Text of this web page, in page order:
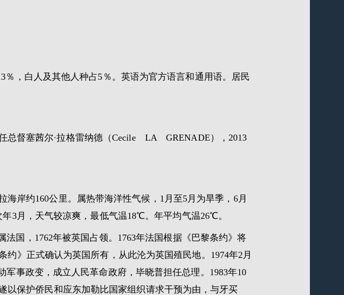
，白人及其他人种占5％。英语为官方语言和通用语。居民
总督塞茜尔·拉格雷纳德（Cecile LA GRENADE），2013
岸约160公里。属热带海洋性气候，1月至5月为旱季，6月
3月，天气较凉爽，最低气温18℃。年平均气温26℃。
法国，1762年被英国占领。1763年法国根据《巴黎条约》将
》正式确认为英国所有，从此沦为英国殖民地。1974年2月
军事政变，成立人民革命政府，毕晓普担任总理。1983年10
以保护侨民和应东加勒比国家组织请求干预为由，与牙买